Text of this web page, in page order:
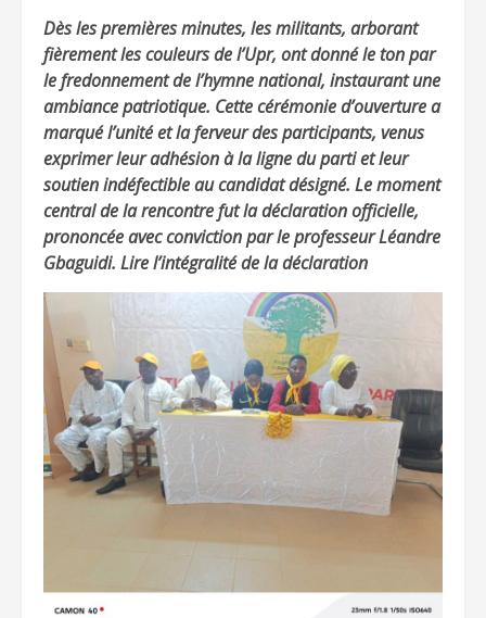
Dès les premières minutes, les militants, arborant
fièrement les couleurs de l’Upr, ont donné le ton par
le fredonnement de l’hymne national, instaurant une
ambiance patriotique. Cette cérémonie d’ouverture a
marqué l’unité et la ferveur des participants, venus
exprimer leur adhésion à la ligne du parti et leur
soutien indéfectible au candidat désigné. Le moment
central de la rencontre fut la déclaration officielle,
prononcée avec conviction par le professeur Léandre
Gbaguidi. Lire l’intégralité de la déclaration